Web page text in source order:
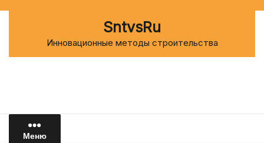
SntvsRu
Инновационные методы строительства
Меню